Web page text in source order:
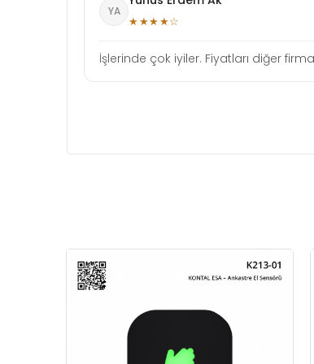
YA
★★★★☆
İşlerinde çok iyiler. Fiyatları diğer